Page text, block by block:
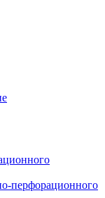
перфорационного